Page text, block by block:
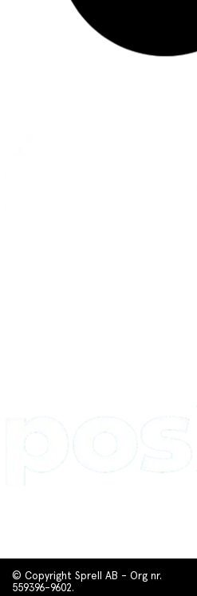
© Copyright Sprell AB - Org nr.
559396-9602.